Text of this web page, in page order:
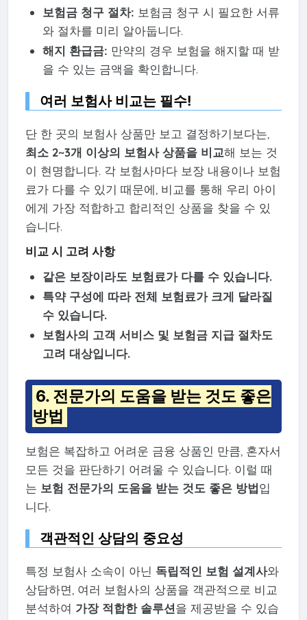
보험금 청구 절차: 보험금 청구 시 필요한 서류
와 절차를 미리 알아둡니다.
해지 환급금: 만약의 경우 보험을 해지할 때 받
을 수 있는 금액을 확인합니다.
여러 보험사 비교는 필수!
단 한 곳의 보험사 상품만 보고 결정하기보다는,
최소 2~3개 이상의 보험사 상품을 비교해 보는 것
이 현명합니다. 각 보험사마다 보장 내용이나 보험
료가 다를 수 있기 때문에, 비교를 통해 우리 아이
에게 가장 적합하고 합리적인 상품을 찾을 수 있
습니다.
비교 시 고려 사항
같은 보장이라도 보험료가 다를 수 있습니다.
특약 구성에 따라 전체 보험료가 크게 달라질
수 있습니다.
보험사의 고객 서비스 및 보험금 지급 절차도
고려 대상입니다.
6. 전문가의 도움을 받는 것도 좋은
방법
보험은 복잡하고 어려운 금융 상품인 만큼, 혼자서
모든 것을 판단하기 어려울 수 있습니다. 이럴 때
는 보험 전문가의 도움을 받는 것도 좋은 방법입
니다.
객관적인 상담의 중요성
특정 보험사 소속이 아닌 독립적인 보험 설계사와
상담하면, 여러 보험사의 상품을 객관적으로 비교
분석하여 가장 적합한 솔루션을 제공받을 수 있습